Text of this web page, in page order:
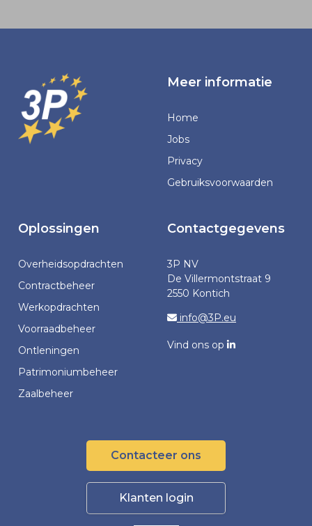
Meer informatie
Home
Jobs
Privacy
Gebruiksvoorwaarden
Oplossingen
Overheidsopdrachten
Contractbeheer
Werkopdrachten
Voorraadbeheer
Ontleningen
Patrimoniumbeheer
Zaalbeheer
Contactgegevens
3P NV
De Villermontstraat 9
2550 Kontich
info@3P.eu
Vind ons op
Contacteer ons
Klanten login